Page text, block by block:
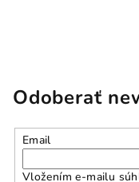
Odoberať
Email
Vložením e-mailu